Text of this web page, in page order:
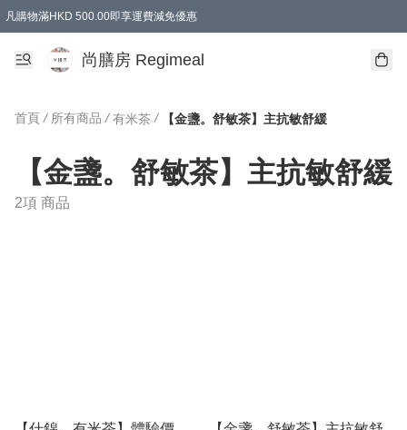
凡購物滿HKD 500.00即享運費減免優惠
尚膳房 Regimeal
首頁 / 所有商品 / 有米茶 / 【金盞。舒敏茶】主抗敏舒緩
【金盞。舒敏茶】主抗敏舒緩
2項 商品